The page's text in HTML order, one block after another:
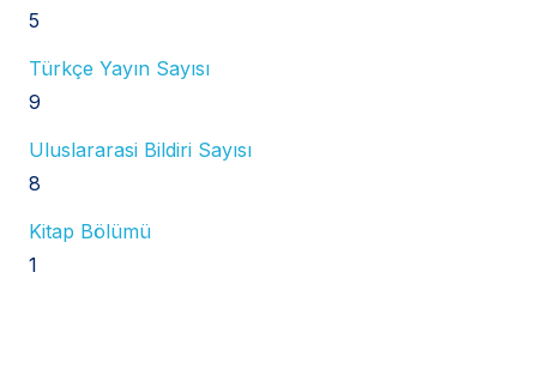
5
Türkçe Yayın Sayısı
9
Uluslararasi Bildiri Sayısı
8
Kitap Bölümü
1